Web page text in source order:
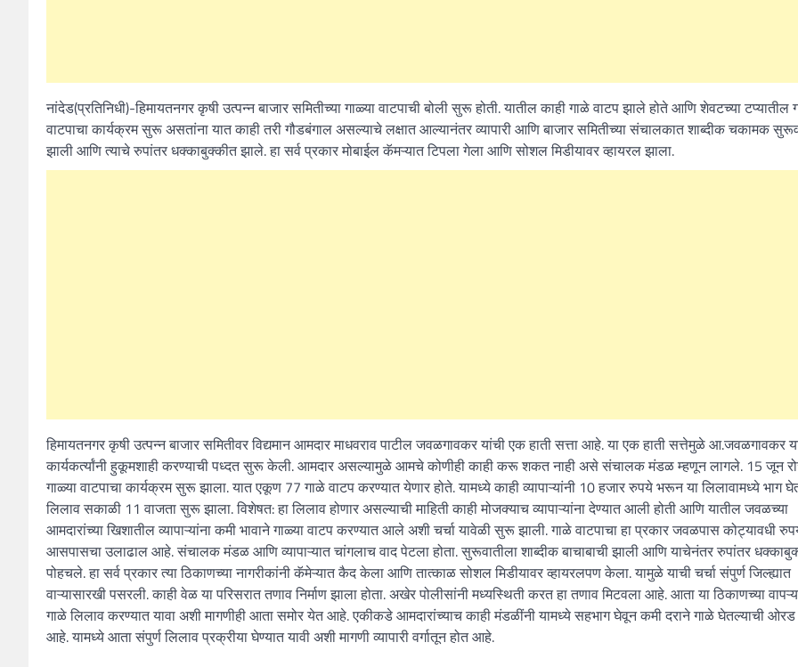
नांदेड(प्रतिनिधी)-हिमायतनगर कृषी उत्पन्न बाजार समितीच्या गाळ्या वाटपाची बोली सुरू होती. यातील काही गाळे वाटप झाले होते आणि शेवटच्या टप्यातील
वाटपाचा कार्यक्रम सुरू असतांना यात काही तरी गौडबंगाल असल्याचे लक्षात आल्यानंतर व्यापारी आणि बाजार समितीच्या संचालकात शाब्दीक चकामक
झाली आणि त्याचे रुपांतर धक्काबुक्कीत झाले. हा सर्व प्रकार मोबाईल कॅमऱ्यात टिपला गेला आणि सोशल मिडीयावर व्हायरल झाला.
हिमायतनगर कृषी उत्पन्न बाजार समितीवर विद्यमान आमदार माधवराव पाटील जवळगावकर यांची एक हाती सत्ता आहे. या एक हाती सत्तेमुळे आ.जवळगावकर
कार्यकर्त्यांनी हुकूमशाही करण्याची पध्दत सुरू केली. आमदार असल्यामुळे आमचे कोणीही काही करू शकत नाही असे संचालक मंडळ म्हणून लागले. 15 जून
गाळ्या वाटपाचा कार्यक्रम सुरू झाला. यात एकूण 77 गाळे वाटप करण्यात येणार होते. यामध्ये काही व्यापाऱ्यांनी 10 हजार रुपये भरून या लिलावामध्ये भाग
लिलाव सकाळी 11 वाजता सुरू झाला. विशेषत: हा लिलाव होणार असल्याची माहिती काही मोजक्याच व्यापाऱ्यांना देण्यात आली होती आणि यातील जवळच्या
आमदारांच्या खिशातील व्यापाऱ्यांना कमी भावाने गाळ्या वाटप करण्यात आले अशी चर्चा यावेळी सुरू झाली. गाळे वाटपाचा हा प्रकार जवळपास कोट्यावधी
आसपासचा उलाढाल आहे. संचालक मंडळ आणि व्यापाऱ्यात चांगलाच वाद पेटला होता. सुरूवातीला शाब्दीक बाचाबाची झाली आणि याचेनंतर रुपांतर
पोहचले. हा सर्व प्रकार त्या ठिकाणच्या नागरीकांनी कॅमेऱ्यात कैद केला आणि तात्काळ सोशल मिडीयावर व्हायरलपण केला. यामुळे याची चर्चा संपुर्ण जिल्ह्यात
वाऱ्यासारखी पसरली. काही वेळ या परिसरात तणाव निर्माण झाला होता. अखेर पोलीसांनी मध्यस्थिती करत हा तणाव मिटवला आहे. आता या ठिकाणच्या
गाळे लिलाव करण्यात यावा अशी मागणीही आता समोर येत आहे. एकीकडे आमदारांच्याच काही मंडळींनी यामध्ये सहभाग घेवून कमी दराने गाळे घेतल्याची
आहे. यामध्ये आता संपुर्ण लिलाव प्रक्रीया घेण्यात यावी अशी मागणी व्यापारी वर्गातून होत आहे.